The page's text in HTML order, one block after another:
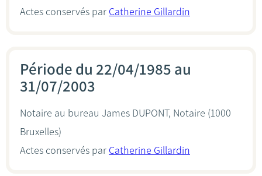
Actes conservés par Catherine Gillardin
Période du 22/04/1985 au
31/07/2003
Notaire au bureau James DUPONT, Notaire (1000
Bruxelles)
Actes conservés par Catherine Gillardin